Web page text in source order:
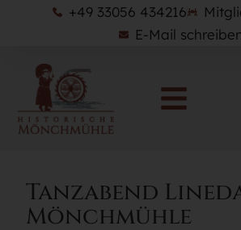
+49 33056 434216
E-Mail
Tanzabend
Mönchmühle